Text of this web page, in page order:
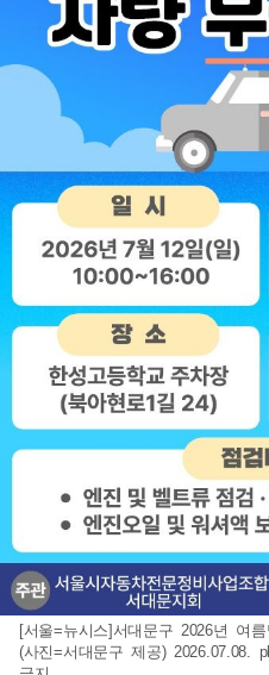
[서울=뉴시스]서대문구 2026년 여
(사진=서대문구 제공) 2026.07.08.